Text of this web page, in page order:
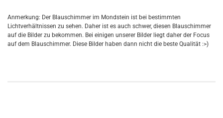
Anmerkung: Der Blauschimmer im Mondstein ist bei bestimmten
Lichtverhältnissen zu sehen. Daher ist es auch schwer, diesen Blauschimmer
auf die Bilder zu bekommen. Bei einigen unserer Bilder liegt daher der Focus
auf dem Blauschimmer. Diese Bilder haben dann nicht die beste Qualität :>)